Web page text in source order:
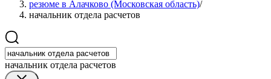
резюме в Алачково (Московская область)/
начальник отдела расчетов
начальник отдела расчетов